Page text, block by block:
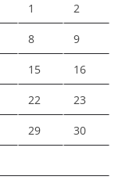
1 2
8 9
15 16
22 23
29 30